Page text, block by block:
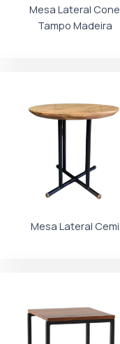
Mesa Lateral Cone
Tampo Madeira
Mesa Lateral Cemi